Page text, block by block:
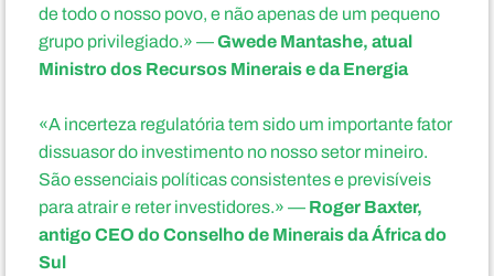
de todo o nosso povo, e não apenas de um pequeno
grupo privilegiado.» —Gwede Mantashe, atual
Ministro dos Recursos Minerais e da Energia
«A incerteza regulatória tem sido um importante fator
dissuasor do investimento no nosso setor mineiro.
São essenciais políticas consistentes e previsíveis
para atrair e reter investidores.» —Roger Baxter,
antigo CEO do Conselho de Minerais da África do
Sul